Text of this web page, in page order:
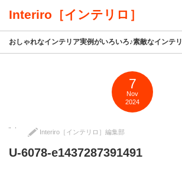
Interiro［インテリロ］
おしゃれなインテリア実例がいろいろ♪素敵なインテ
7
Nov
2024
Interiro［インテリロ］編集部
U-6078-e1437287391491